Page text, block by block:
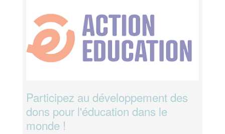
Participez au développement des
dons pour l'éducation dans le
monde !